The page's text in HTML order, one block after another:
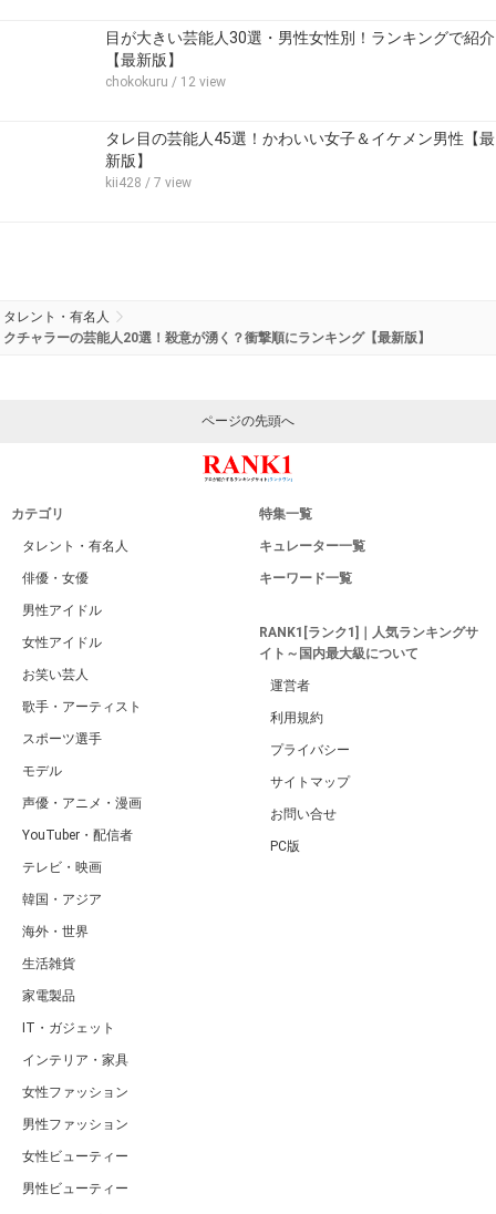
目が大きい芸能人30選・男性女性別！ランキングで紹介
【最新版】
chokokuru / 12 view
タレ目の芸能人45選！かわいい女子＆イケメン男性【最
新版】
kii428 / 7 view
タレント・有名人
クチャラーの芸能人20選！殺意が湧く？衝撃順にランキング【最新版】
ページの先頭へ
カテゴリ
タレント・有名人
俳優・女優
男性アイドル
女性アイドル
お笑い芸人
歌手・アーティスト
スポーツ選手
モデル
声優・アニメ・漫画
YouTuber・配信者
テレビ・映画
韓国・アジア
海外・世界
生活雑貨
家電製品
IT・ガジェット
インテリア・家具
女性ファッション
男性ファッション
女性ビューティー
男性ビューティー
特集一覧
キュレーター一覧
キーワード一覧
RANK1[ランク1]｜人気ランキングサ
イト～国内最大級について
運営者
利用規約
プライバシー
サイトマップ
お問い合せ
PC版